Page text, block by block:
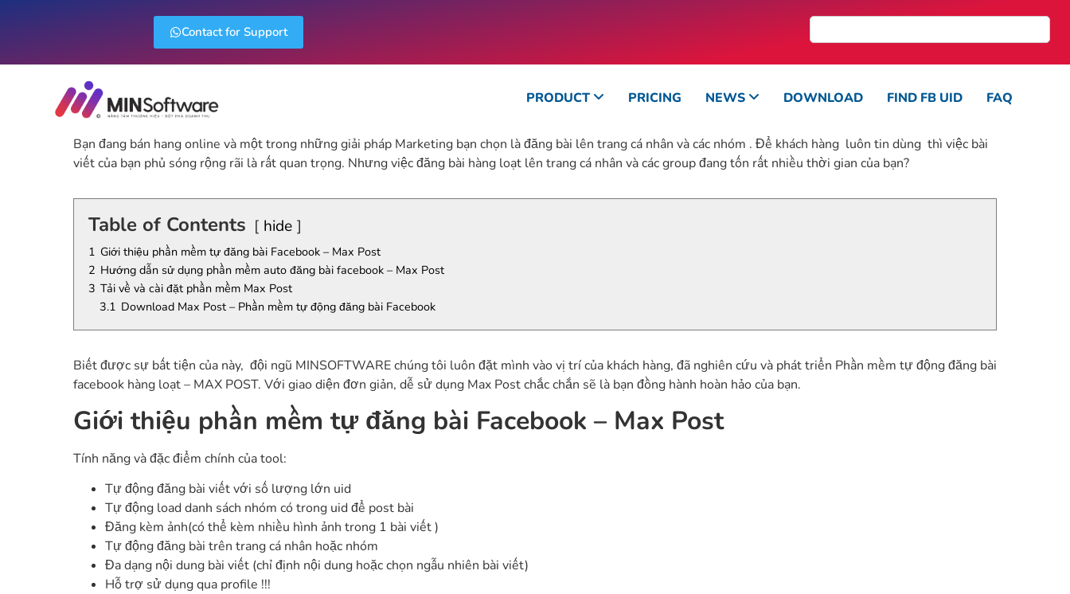
Contact for Support
PRODUCT PRICING NEWS DOWNLOAD FIND FB UID FAQ
Bạn đang bán hang online và một trong những giải pháp Marketing bạn chọn là đăng bài lên trang cá nhân và các nhóm . Để khách hàng luôn tin dùng thì việc bài
viết của bạn phủ sóng rộng rãi là rất quan trọng. Nhưng việc đăng bài hàng loạt lên trang cá nhân và các group đang tốn rất nhiều thời gian của bạn?
Table of Contents hide
1 Giới thiệu phần mềm tự đăng bài Facebook – Max Post
2 Hướng dẫn sử dụng phần mềm auto đăng bài facebook – Max Post
3 Tải về và cài đặt phần mềm Max Post
3.1 Download Max Post – Phần mềm tự động đăng bài Facebook
Biết được sự bất tiện của này, đội ngũ MINSOFTWARE chúng tôi luôn đặt mình vào vị trí của khách hàng, đã nghiên cứu và phát triển Phần mềm tự động đăng bài
facebook hàng loạt – MAX POST. Với giao diện đơn giản, dễ sử dụng Max Post chắc chắn sẽ là bạn đồng hành hoàn hảo của bạn.
Giới thiệu phần mềm tự đăng bài Facebook – Max Post
Tính năng và đặc điểm chính của tool:
Tự động đăng bài viết với số lượng lớn uid
Tự động load danh sách nhóm có trong uid để post bài
Đăng kèm ảnh(có thể kèm nhiều hình ảnh trong 1 bài viết )
Tự động đăng bài trên trang cá nhân hoặc nhóm
Đa dạng nội dung bài viết (chỉ định nội dung hoặc chọn ngẫu nhiên bài viết)
Hỗ trợ sử dụng qua profile !!!